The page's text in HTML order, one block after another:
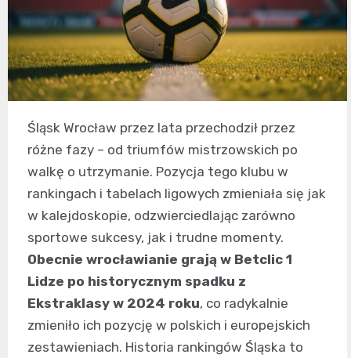
Śląsk Wrocław przez lata przechodził przez
różne fazy – od triumfów mistrzowskich po
walkę o utrzymanie. Pozycja tego klubu w
rankingach i tabelach ligowych zmieniała się jak
w kalejdoskopie, odzwierciedlając zarówno
sportowe sukcesy, jak i trudne momenty.
Obecnie wrocławianie grają w Betclic 1
Lidze po historycznym spadku z
Ekstraklasy w 2024 roku, co radykalnie
zmieniło ich pozycję w polskich i europejskich
zestawieniach. Historia rankingów Śląska to